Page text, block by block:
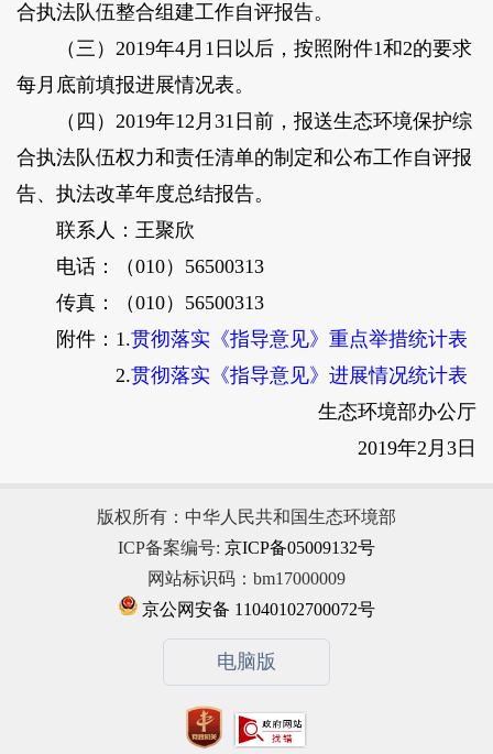
合执法队伍整合组建工作自评报告。
（三）2019年4月1日以后，按照附件1和2的要求
每月底前填报进展情况表。
（四）2019年12月31日前，报送生态环境保护综
合执法队伍权力和责任清单的制定和公布工作自评报
告、执法改革年度总结报告。
联系人：王聚欣
电话：（010）56500313
传真：（010）56500313
附件：1.贯彻落实《指导意见》重点举措统计表
2.贯彻落实《指导意见》进展情况统计表
生态环境部办公厅
2019年2月3日
版权所有：中华人民共和国生态环境部
ICP备案编号: 京ICP备05009132号
网站标识码：bm17000009
京公网安备 11040102700072号
电脑版